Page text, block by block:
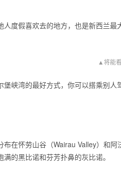
人度假喜欢去的地方，也是新西兰
▲将能
堡峡湾的最好方式，你可以搭乘别
布在怀劳山谷（Wairau Valley）和
的黑比诺和芬芳扑鼻的灰比诺。